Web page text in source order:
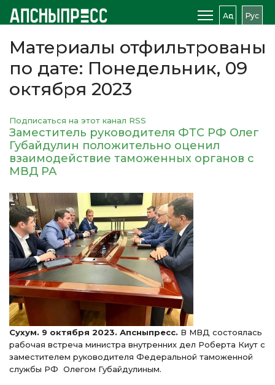
Аԥс Рус
Материалы отфильтрованы
по дате: Понедельник, 09
октября 2023
Подписаться на этот канал RSS
Заместитель руководителя ФТС РФ Олег
Губайдулин положительно оценил
взаимодействие таможенных органов с
МВД РА
Сухум. 9 октября 2023. Апсныпресс. В МВД состоялась
рабочая встреча министра внутренних дел Роберта Киут с
заместителем руководителя Федеральной таможенной
службы РФ Олегом Губайдулиным.